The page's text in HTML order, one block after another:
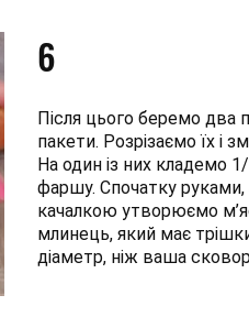
6
Після цього беремо два
пакети. Розрізаємо їх і
На один із них кладемо
фаршу. Спочатку руками,
качалкою утворюємо
млинець, який має
діаметр, ніж ваша